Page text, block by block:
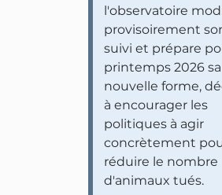
l'observatoire
provisoirement
suivi et prépare
printemps 2026 sa
nouvelle forme,
à encourager les
politiques à agir
concrètement
réduire le nombre
d'animaux tués.